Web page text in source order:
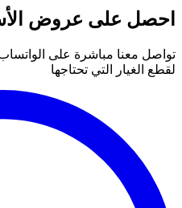
احصل على عروض
تواصل معنا مباشرة على
لقطع الغيار التي تحتاجها